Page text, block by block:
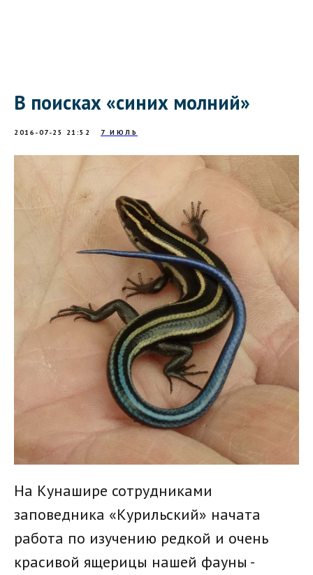
В поисках «синих молний»
2016-07-25 21:52 7 ИЮЛЬ
На Кунашире сотрудниками
заповедника «Курильский» начата
работа по изучению редкой и очень
красивой ящерицы нашей фауны -